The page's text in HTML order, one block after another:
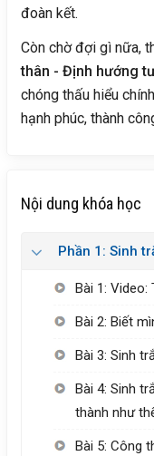
đoàn kết.
Còn chờ đợi gì nữa,
thân - Định hướng
chóng thấu hiểu
hạnh phúc, thành
Nội dung khóa học
Phần 1: Sinh
Bài 1:
Bài 2: Biết
Bài 3: Sinh
Bài 4: Sinh
thành như
Bài 5: Công